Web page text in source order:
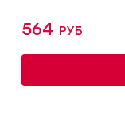
564 руб